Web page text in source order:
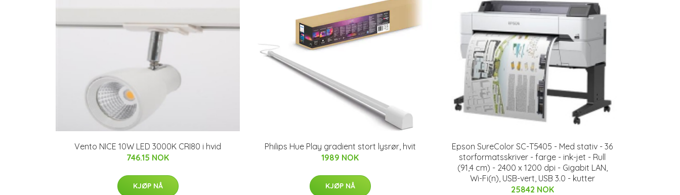
Vento NICE 10W LED 3000K CRI80 i hvid
746.15 NOK
KJØP NÅ
Philips Hue Play gradient stort lysrør, hvit
1989 NOK
KJØP NÅ
Epson SureColor SC-T5405 - Med stativ - 36
storformatsskriver - farge - ink-jet - Rull
(91,4 cm) - 2400 x 1200 dpi - Gigabit LAN,
Wi-Fi(n), USB-vert, USB 3.0 - kutter
25842 NOK